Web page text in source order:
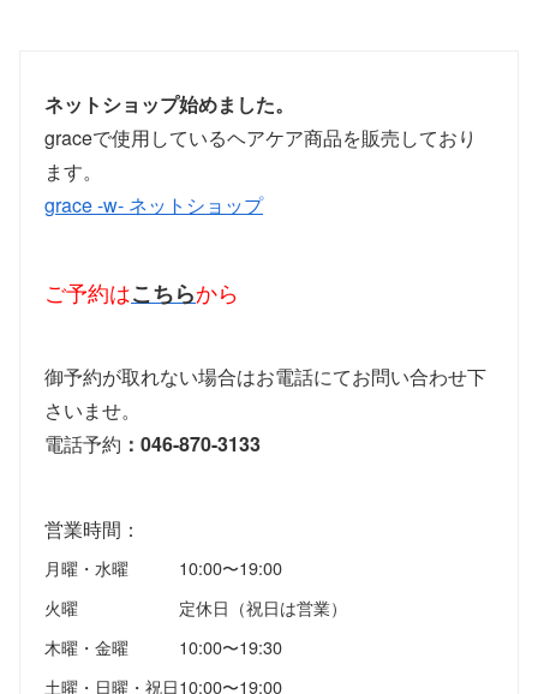
ネットショップ始めました。
graceで使用しているヘアケア商品を販売しており
ます。
grace -w- ネットショップ
ご予約はこちらから
御予約が取れない場合はお電話にてお問い合わせ下
さいませ。
電話予約 ：046-870-3133
営業時間：
月曜・水曜
10:00〜19:00
火曜
定休日（祝日は営業）
木曜・金曜
10:00〜19:30
土曜・日曜・祝日10:00〜19:00